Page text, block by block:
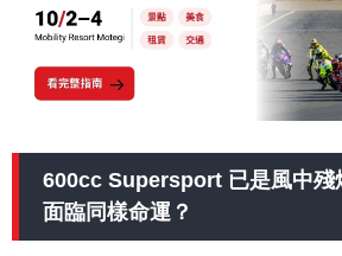
600cc Supersport 已是風中殘
面臨同樣命運？